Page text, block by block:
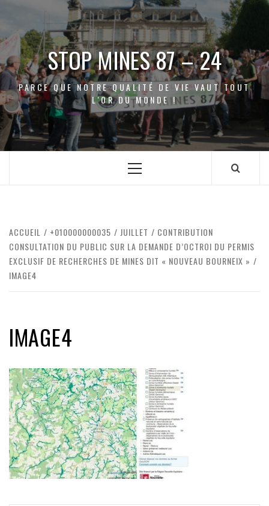
contenu
STOP MINES 87 – 24
PARCE QUE NOTRE QUALITÉ DE VIE VAUT TOUT
L'OR DU MONDE !
Menu
ACCUEIL +010000000035 JUILLET
CONTRIBUTION
CONSULTATION DU PUBLIC SUR LA DEMANDE D’OCTROI DU PERMIS
EXCLUSIF DE RECHERCHES DE MINES DIT « NOUVEAU BOURNEIX »
IMAGE4
IMAGE4